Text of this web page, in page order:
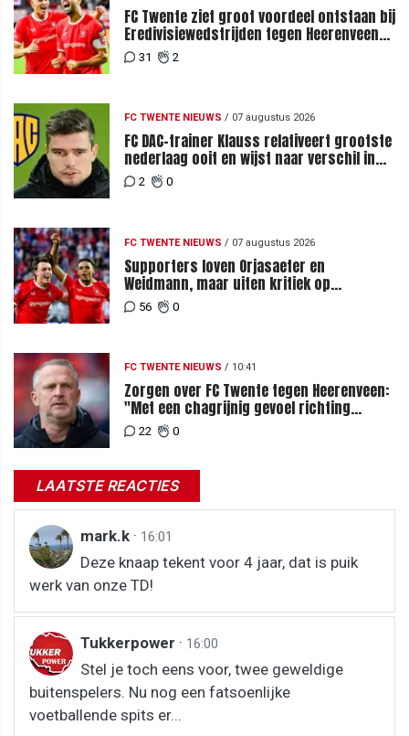
FC Twente ziet groot voordeel ontstaan bij
Eredivisiewedstrijden tegen Heerenveen
en PEC Zwolle
31 2
FC TWENTE NIEUWS / 07 augustus 2026
FC DAC-trainer Klauss relativeert grootste
nederlaag ooit en wijst naar verschil in
selectiewaarden
2 0
FC TWENTE NIEUWS / 07 augustus 2026
Supporters loven Orjasaeter en
Weidmann, maar uiten kritiek op
Weghorst na ruime zege op FC DAC
56 0
FC TWENTE NIEUWS / 10:41
Zorgen over FC Twente tegen Heerenveen:
"Met een chagrijnig gevoel richting
Slowakije"
22 0
LAATSTE REACTIES
mark.k · 16:01
Deze knaap tekent voor 4 jaar, dat is puik
werk van onze TD!
Tukkerpower · 16:00
Stel je toch eens voor, twee geweldige
buitenspelers. Nu nog een fatsoenlijke
voetballende spits er...